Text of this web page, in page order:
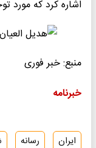
اشاره کرد که مورد
منبع: خبر فوری
خبرنامه
ایران رسانه